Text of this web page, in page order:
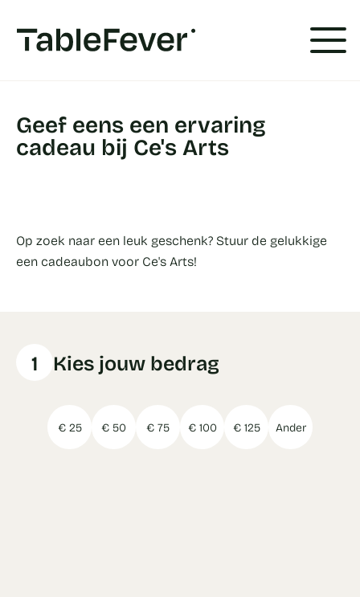
Geef eens een ervaring
cadeau bij Ce's Arts
Op zoek naar een leuk geschenk? Stuur de gelukkige
een cadeaubon voor Ce's Arts!
1 Kies jouw bedrag
€ 25 € 50 € 75 € 100 € 125 Ander